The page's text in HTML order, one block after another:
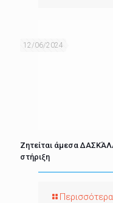
12/06/2024
Ζητείται άμεσα
στήριξη
Περισσότερα